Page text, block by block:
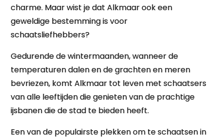
charme. Maar wist je dat Alkmaar ook een
geweldige bestemming is voor
schaatsliefhebbers?
Gedurende de wintermaanden, wanneer de
temperaturen dalen en de grachten en meren
bevriezen, komt Alkmaar tot leven met schaatsers
van alle leeftijden die genieten van de prachtige
ijsbanen die de stad te bieden heeft.
Een van de populairste plekken om te schaatsen in